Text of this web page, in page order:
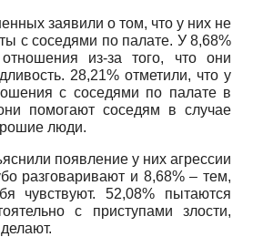
заявили о том, что у них не
с соседями по палате. У 8,68%
из-за того, что они
28,21% отметили, что у
с соседями по палате в
помогают соседям в случае
люди.
появление у них агрессии
разговаривают и 8,68% – тем,
чувствуют. 52,08% пытаются
с приступами злости,